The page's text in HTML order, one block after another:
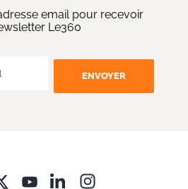
email pour recevoir
Le360
ENVOYER